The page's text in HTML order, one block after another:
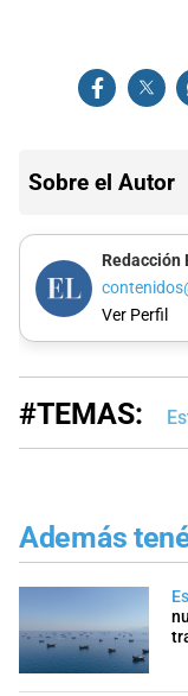
Sobre el Autor
Redacción
Ver Perfil
#TEMAS:
Además